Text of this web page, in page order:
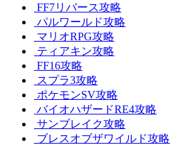
FF7リバース攻略
パルワールド攻略
マリオRPG攻略
ティアキン攻略
FF16攻略
スプラ3攻略
ポケモンSV攻略
バイオハザードRE4攻略
サンブレイク攻略
ブレスオブザワイルド攻略